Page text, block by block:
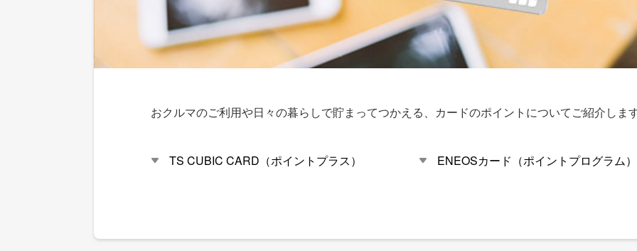
おクルマのご利用や日々の暮らしで貯まってつかえる、カードのポイントについてご紹介しま
TS CUBIC CARD（ポイントプラス） ENEOSカード（ポイントプログラム）